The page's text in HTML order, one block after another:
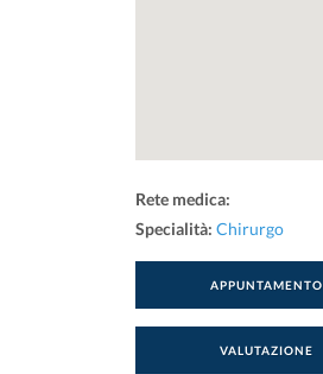
Rete medica:
Specialità: Chirurgo
APPUNTAMENTO
VALUTAZIONE